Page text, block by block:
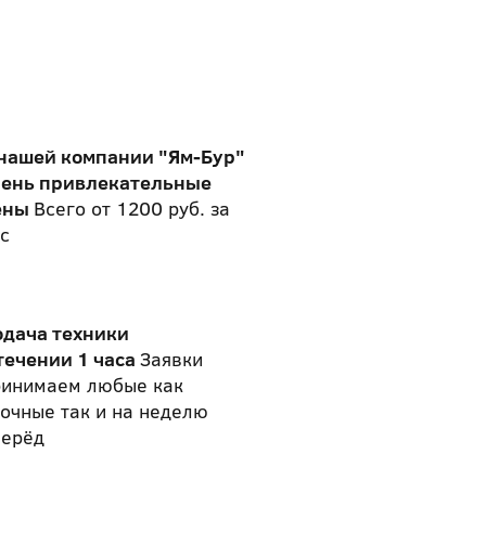
компании "Ям-Бур"
привлекательные
Всего от 1200 руб. за
техники
1 часа Заявки
любые как
так и на неделю